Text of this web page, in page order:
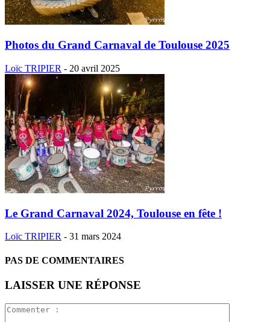
Photos du Grand Carnaval de Toulouse 2025
Loïc TRIPIER - 20 avril 2025
Le Grand Carnaval 2024, Toulouse en fête !
Loïc TRIPIER - 31 mars 2024
PAS DE COMMENTAIRES
LAISSER UNE RÉPONSE